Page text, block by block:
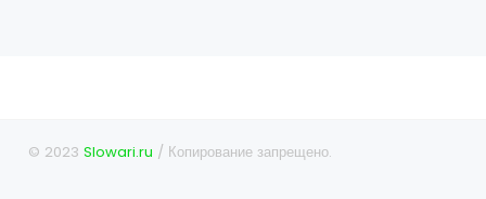
© 2023 Slowari.ru / Копирование запрещено.